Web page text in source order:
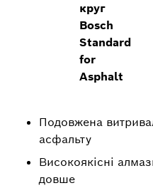
круг
Bosch
Standard
for
Asphalt
Подовжена
асфальту
Високоякісні
довше